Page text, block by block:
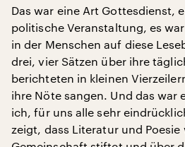
Das war eine Art Gottesdienst,
politische Veranstaltung, es
in der Menschen auf diese
drei, vier Sätzen über ihre
berichteten in kleinen
ihre Nöte sangen. Und das war
ich, für uns alle sehr
zeigt, dass Literatur und